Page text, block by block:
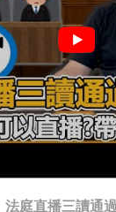
庭直播三讀通